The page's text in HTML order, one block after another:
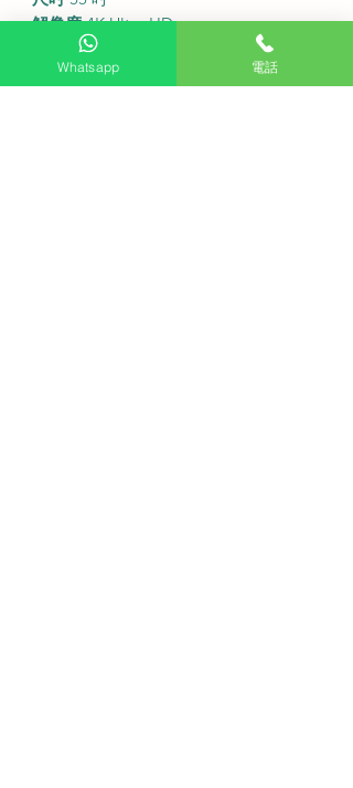
解像度4K Ultra HD
螢幕類型
處理器α7 Gen8 AI Processor 4K
Whatsapp 電話